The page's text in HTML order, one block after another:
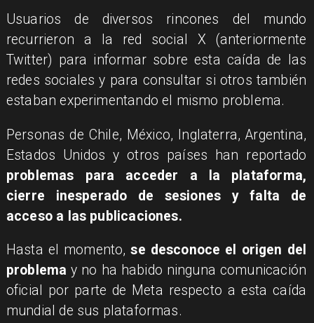
Usuarios de diversos rincones del mundo
recurrieron a la red social X (anteriormente
Twitter) para informar sobre esta caída de las
redes sociales y para consultar si otros también
estaban experimentando el mismo problema.
Personas de Chile, México, Inglaterra, Argentina,
Estados Unidos y otros países han reportado
problemas para acceder a la plataforma,
cierre inesperado de sesiones y falta de
acceso a las publicaciones.
Hasta el momento,se desconoce el origen del
problema y no ha habido ninguna comunicación
oficial por parte de Meta respecto a esta caída
mundial de sus plataformas.